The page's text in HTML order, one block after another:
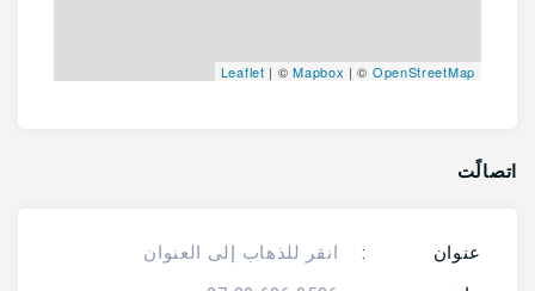
Leaflet | ©Mapbox | © OpenStreetMap
اتصالًت
عنوان :
انقر للذهاب إلى العنوان